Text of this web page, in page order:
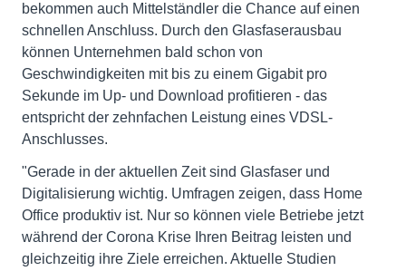
bekommen auch Mittelständler die Chance auf einen
schnellen Anschluss. Durch den Glasfaserausbau
können Unternehmen bald schon von
Geschwindigkeiten mit bis zu einem Gigabit pro
Sekunde im Up- und Download profitieren - das
entspricht der zehnfachen Leistung eines VDSL-
Anschlusses.
"Gerade in der aktuellen Zeit sind Glasfaser und
Digitalisierung wichtig. Umfragen zeigen, dass Home
Office produktiv ist. Nur so können viele Betriebe jetzt
während der Corona Krise Ihren Beitrag leisten und
gleichzeitig ihre Ziele erreichen. Aktuelle Studien